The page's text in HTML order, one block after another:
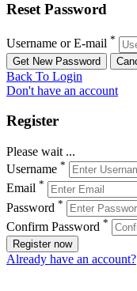
Reset Password
Username or E-mail *
Back To Login
Don't have an account
Register
Please wait ...
Username *
Email *
Password *
Confirm Password *
Register now
Already have an account?